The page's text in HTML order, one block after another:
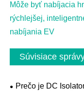
Môže byť nabíjacia
rýchlejšej,
nabíjania EV
Súvisiace
Prečo je DC